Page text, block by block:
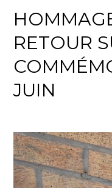
RETOUR
JUIN